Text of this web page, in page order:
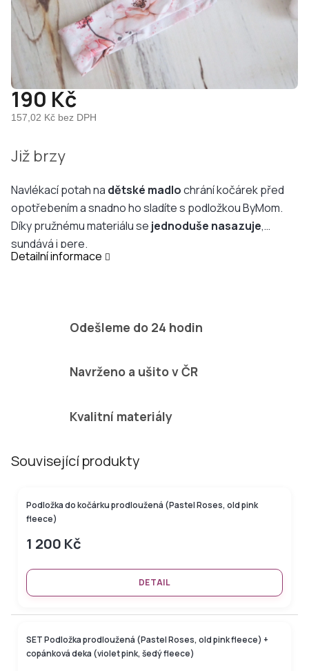
190 Kč
157,02 Kč bez DPH
cena:
Již brzy
Navlékací potah na dětské madlochrání kočárek před
opotřebením a snadno ho sladíte s podložkou ByMom.
Díky pružnému materiálu se jednoduše nasazuje,
sundává i pere.
Detailní informace
Odešleme do 24 hodin
Navrženo a ušito v ČR
Kvalitní materiály
Související produkty
Podložka do kočárku prodloužená (Pastel Roses, old pink
fleece)
1 200 Kč
DETAIL
SET Podložka prodloužená (Pastel Roses, old pink fleece) +
copánková deka (violet pink, šedý fleece)